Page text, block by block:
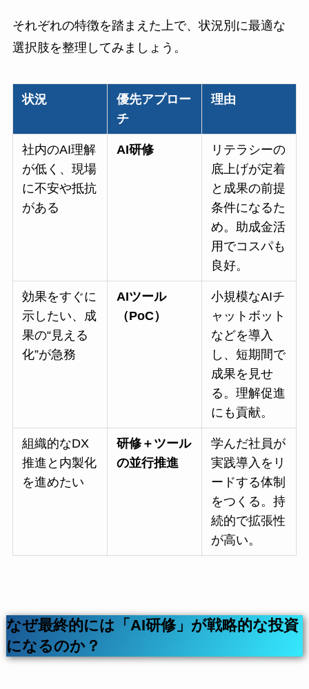
それぞれの特徴を踏まえた上で、状況別に最適な
選択肢を整理してみましょう。
状況
優先アプロー
チ
理由
社内のAI理解
が低く、現場
に不安や抵抗
がある
AI研修
リテラシーの
底上げが定着
と成果の前提
条件になるた
め。助成金活
用でコスパも
良好。
効果をすぐに
示したい、成
果の“見える
化”が急務
AIツール
（PoC）
小規模なAIチ
ャットボット
などを導入
し、短期間で
成果を見せ
る。理解促進
にも貢献。
組織的なDX
推進と内製化
を進めたい
研修＋ツール
の並行推進
学んだ社員が
実践導入をリ
ードする体制
をつくる。持
続的で拡張性
が高い。
なぜ最終的には「AI研修」が戦略的な投資
になるのか？